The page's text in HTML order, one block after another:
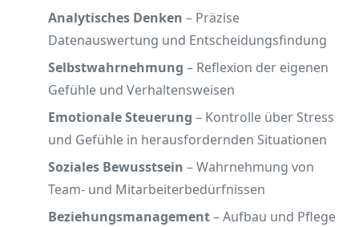
Analytisches Denken – Präzise
Datenauswertung und Entscheidungsfindung
Selbstwahrnehmung – Reflexion der eigenen
Gefühle und Verhaltensweisen
Emotionale Steuerung – Kontrolle über Stress
und Gefühle in herausfordernden Situationen
Soziales Bewusstsein – Wahrnehmung von
Team- und Mitarbeiterbedürfnissen
Beziehungsmanagement– Aufbau und Pflege